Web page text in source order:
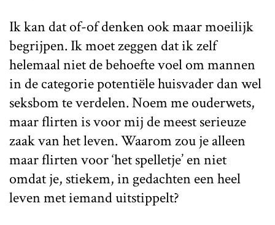
Ik kan dat of-of denken ook maar moeilijk
begrijpen. Ik moet zeggen dat ik zelf
helemaal niet de behoefte voel om mannen
in de categorie potentiële huisvader dan wel
seksbom te verdelen. Noem me ouderwets,
maar flirten is voor mij de meest serieuze
zaak van het leven. Waarom zou je alleen
maar flirten voor ‘het spelletje’ en niet
omdat je, stiekem, in gedachten een heel
leven met iemand uitstippelt?